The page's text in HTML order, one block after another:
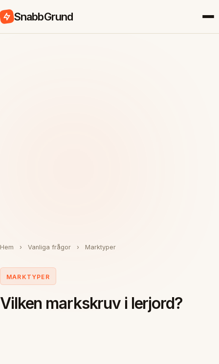
SnabbGrund
Hem › Vanliga frågor › Marktyper
MARKTYPER
Vilken markskruv i lerjord?